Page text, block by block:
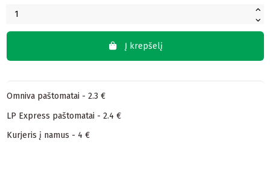
Į krepšelį
Omniva paštomatai - 2.3 €
LP Express paštomatai - 2.4 €
Kurjeris į namus - 4 €